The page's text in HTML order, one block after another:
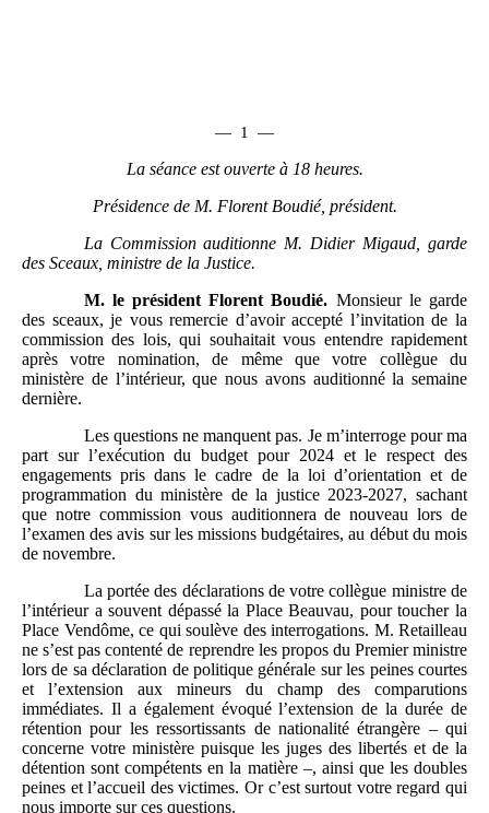
— 1 —
La séance est ouverte à 18 heures.
Présidence de M. Florent Boudié, président.
La Commission auditionne M. Didier Migaud, garde
des Sceaux, ministre de la Justice.
M. le président Florent Boudié. Monsieur le garde
des sceaux, je vous remercie d’avoir accepté l’invitation de la
commission des lois, qui souhaitait vous entendre rapidement
après votre nomination, de même que votre collègue du
ministère de l’intérieur, que nous avons auditionné la semaine
dernière.
Les questions ne manquent pas. Je m’interroge pour ma
part sur l’exécution du budget pour 2024 et le respect des
engagements pris dans le cadre de la loi d’orientation et de
programmation du ministère de la justice 2023-2027, sachant
que notre commission vous auditionnera de nouveau lors de
l’examen des avis sur les missions budgétaires, au début du mois
de novembre.
La portée des déclarations de votre collègue ministre de
l’intérieur a souvent dépassé la Place Beauvau, pour toucher la
Place Vendôme, ce qui soulève des interrogations. M. Retailleau
ne s’est pas contenté de reprendre les propos du Premier ministre
lors de sa déclaration de politique générale sur les peines courtes
et l’extension aux mineurs du champ des comparutions
immédiates. Il a également évoqué l’extension de la durée de
rétention pour les ressortissants de nationalité étrangère – qui
concerne votre ministère puisque les juges des libertés et de la
détention sont compétents en la matière –, ainsi que les doubles
peines et l’accueil des victimes. Or c’est surtout votre regard qui
nous importe sur ces questions.